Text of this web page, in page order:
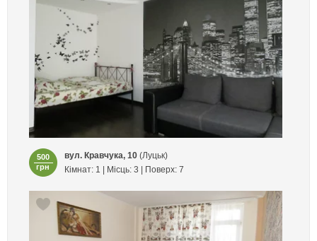
500
грн
вул. Кравчука, 10(Луцьк)
Кімнат: 1 | Місць: 3 | Поверх: 7